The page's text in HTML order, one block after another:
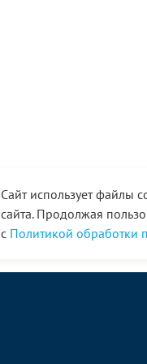
Сайт использует файлы
сайта. Продолжая
с Политикой обработки